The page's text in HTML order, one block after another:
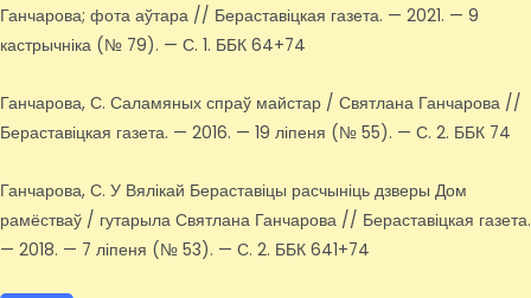
Ганчарова; фота аўтара // Бераставіцкая газета. — 2021. — 9
кастрычніка (№ 79). — С. 1. ББК 64+74
Ганчарова, С. Саламяных спраў майстар / Святлана Ганчарова //
Бераставіцкая газета. — 2016. — 19 ліпеня (№ 55). — С. 2. ББК 74
Ганчарова, С. У Вялікай Бераставіцы расчыніць дзверы Дом
рамёстваў / гутарыла Святлана Ганчарова // Бераставіцкая газета.
— 2018. — 7 ліпеня (№ 53). — С. 2. ББК 641+74